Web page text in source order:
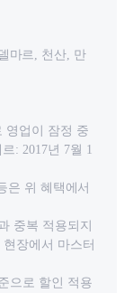
마르, 천산, 만
영업이 잠정 중
: 2017년 7월 1
은 위 혜택에서
중복 적용되지
장에서 마스터
으로 할인 적용